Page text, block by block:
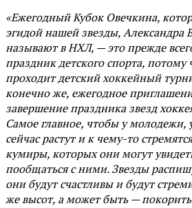
«Ежегодный Кубок Овечкина,
эгидой нашей звезды, Александра
называют в НХЛ, — это прежде
праздник детского спорта, потому
проходит детский хоккейный
конечно же, ежегодное
завершение праздника звезд
Самое главное, чтобы у молодежи,
сейчас растут и к чему-то
кумиры, которых они могут
пообщаться с ними. Звезды
они будут счастливы и будут
же высот, а может быть —